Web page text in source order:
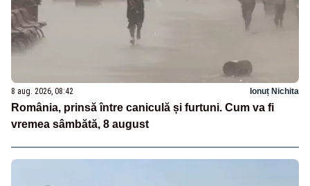
8 aug. 2026, 08:42 Ionuț Nichita
România, prinsă între caniculă și furtuni. Cum va fi
vremea sâmbătă, 8 august